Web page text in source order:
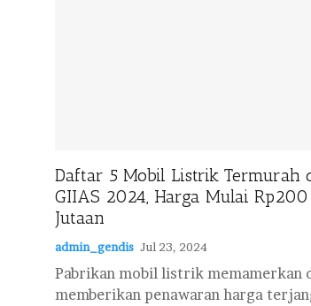
Daftar 5 Mobil Listrik Termurah
GIIAS 2024, Harga Mulai Rp200
Jutaan
admin_gendis Jul 23, 2024
Pabrikan mobil listrik memamerkan
memberikan penawaran harga